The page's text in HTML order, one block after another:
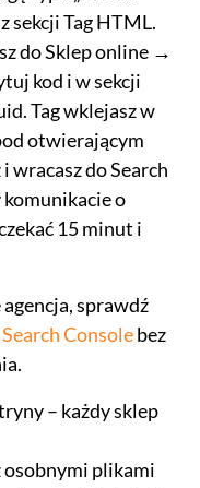
sekcji Tag HTML.
do Sklep online →
kod i w sekcji
Tag wklejasz w
otwierającym
wracasz do Search
o
15 minut i
sprawdź
Consolebez
– każdy sklep
plikami